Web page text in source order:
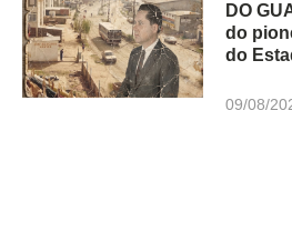
DO
do
do
09/08/